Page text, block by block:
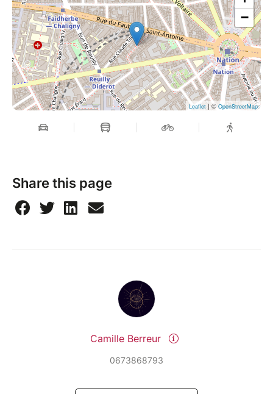
Modalités pratiques :
4 vendredi soir de 19h à 23h à Paris 12e de
septembre à décembre 2023
Dates :
15 septembre
6 octobre
1er décembre
Des questions ? appelons-nous pour en parler :
0673868793
www.accoucheusedetoiles.com
−
Leaflet | ©OpenStreetMap
Share this page
Camille Berreur
0673868793